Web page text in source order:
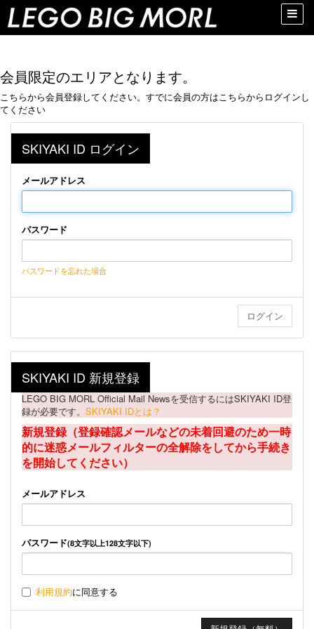
Toggle
会員限定のエリアとなります。
こちらから会員登録してください。すでに会員の方はこちらからログインし
てください
SKIYAKI ID ログイン
メールアドレス
パスワード
パスワードを忘れた場合
SKIYAKI ID 新規登録
LEGO BIG MORL Official Mail Newsを受信するにはSKIYAKI ID登
録が必要です。 SKIYAKI IDとは？
新規登録（登録確認メールなどの未着回避のため一時
的に迷惑メールフィルターの全解除をしてから手続き
を開始してください）
メールアドレス
パスワード(8文字以上128文字以下)
利用規約に同意する